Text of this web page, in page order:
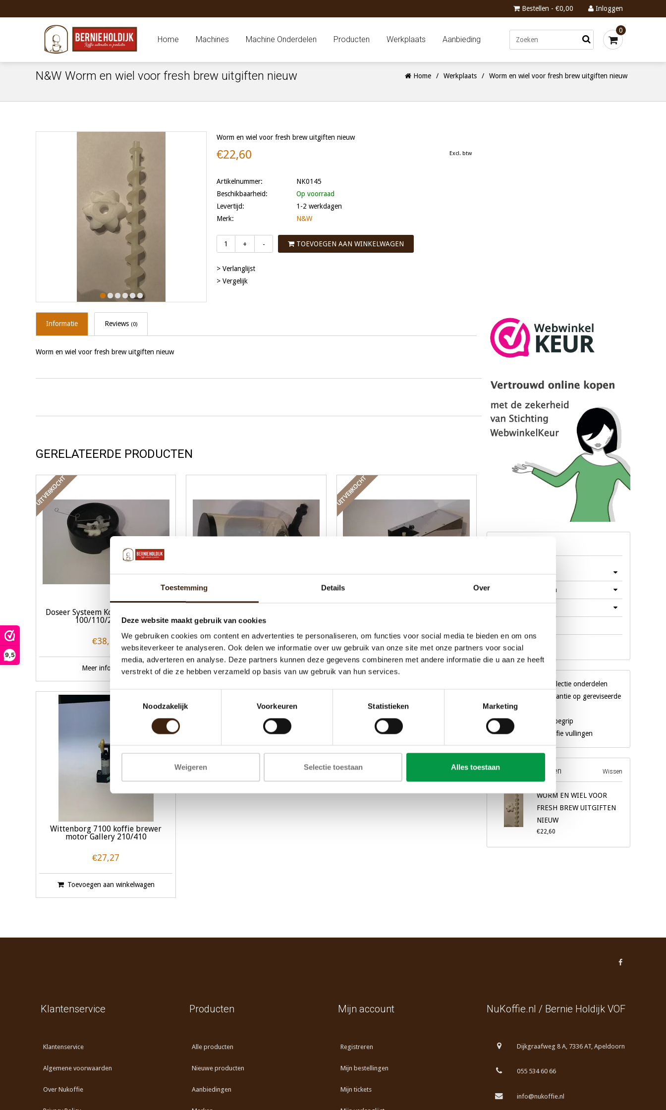
Toestemming Details Over
Deze website maakt gebruik van cookies
We gebruiken cookies om content en advertenties te personaliseren, om functies voor social media te bieden en om ons
websiteverkeer te analyseren. Ook delen we informatie over uw gebruik van onze site met onze partners voor social
media, adverteren en analyse. Deze partners kunnen deze gegevens combineren met andere informatie die u aan ze heeft
verstrekt of die ze hebben verzameld op basis van uw gebruik van hun services.
Toestemmingsselectie
Noodzakelijk
Voorkeuren Statistieken Marketing
Weigeren Selectie toestaan Alles toestaan
9,5
Bestellen - €0,00 Inloggen
Home Machines Machine Onderdelen Producten Werkplaats Aanbieding
0
N&W Worm en wiel voor fresh brew uitgiften nieuw Home / Werkplaats / Worm en wiel voor fresh brew uitgiften nieuw
Worm en wiel voor fresh brew uitgiften nieuw
€22,60 Excl. btw
Artikelnummer:
NK0145
Beschikbaarheid:
Op voorraad
Levertijd:
1-2 werkdagen
Merk:
N&W
+ - TOEVOEGEN AAN WINKELWAGEN
> Verlanglijst
> Vergelijk
Informatie Reviews (0)
Worm en wiel voor fresh brew uitgiften nieuw
GERELATEERDE PRODUCTEN
UITVERKOCHT
Doseer Systeem Koffie Pot Gallery
100/110/210/410
€38,00
Meer informatie
Gallery 100 / 110
€71,07
Toevoegen aan winkelwagen
UITVERKOCHT
€165,00
Meer informatie
Wittenborg 7100 koffie brewer
motor Gallery 210/410
€27,27
Toevoegen aan winkelwagen
Machine Onderdelen
Aanbieding
Gigantische collectie onderdelen
3 maanden garantie op gereviseerde
machines
Al 18 jaar een begrip
Eigen merk koffie vullingen
Recente producten Wissen
WORM EN WIEL VOOR
FRESH BREW UITGIFTEN
NIEUW
€22,60
Klantenservice
Klantenservice
Algemene voorwaarden
Over Nukoffie
Producten
Alle producten
Nieuwe producten
Aanbiedingen
Mijn account
Registreren
Mijn bestellingen
Mijn tickets
NuKoffie.nl / Bernie Holdijk VOF
Dijkgraafweg 8 A, 7336 AT, Apeldoorn
055 534 60 66
info@nukoffie.nl